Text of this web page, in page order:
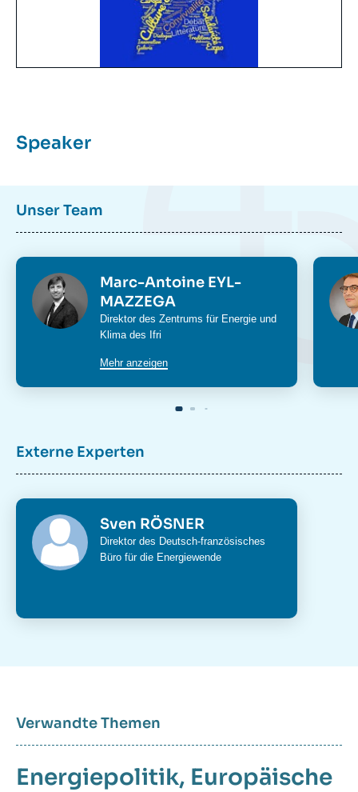
Speaker
Unser Team
Photo
Marc-Antoine EYL-
MAZZEGA
Intitulé
du
Direktor des Zentrums für Energie und
Klima des Ifri
Mehr anzeigen
Externe Experten
Sven RÖSNER
Direktor des Deutsch-französisches
Büro für die Energiewende
Verwandte Themen
Energiepolitik Europäische